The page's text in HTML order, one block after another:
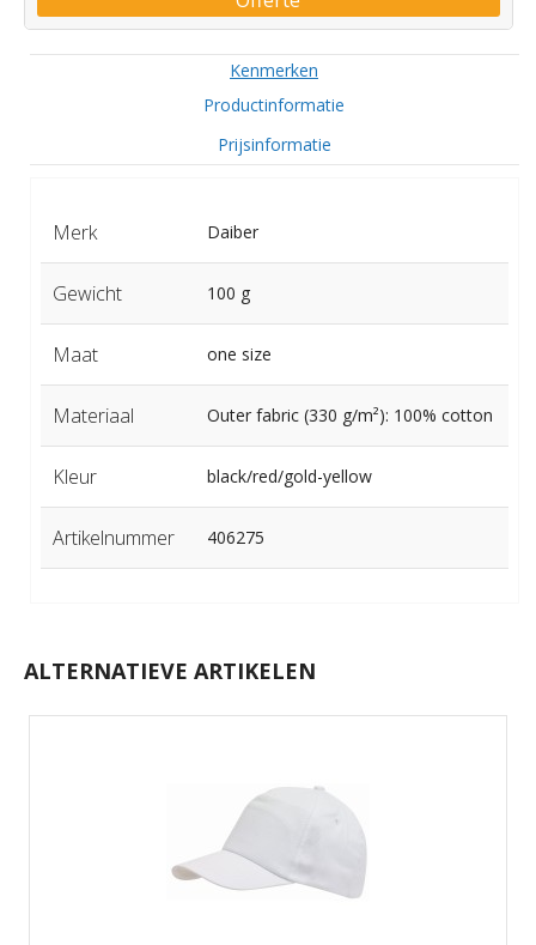
Kenmerken
Productinformatie
Prijsinformatie
Merk Daiber
Gewicht 100 g
Maat one size
Materiaal Outer fabric (330 g/m²): 100% cotton
Kleur black/red/gold-yellow
Artikelnummer 406275
ALTERNATIEVE ARTIKELEN